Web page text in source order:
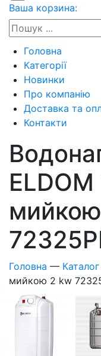
Ваша корзина:
Головна
Категорії
Новинки
Про компанію
Доставка та
Контакти
ELDOM
Головна — Каталог
мийкою 2 kw